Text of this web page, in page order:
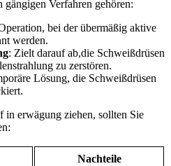
gängigen Verfahren gehören:
bei der übermäßig aktive
werden.
: Zielt darauf⁤ ab,die Schweißdrüsen
zu⁢ zerstören.
Lösung,⁤ die Schweißdrüsen
​erwägung ziehen, sollten Sie
Nachteile